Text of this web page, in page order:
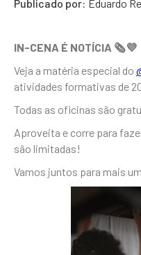
Publicado por: Eduardo
IN-CENA É NOTÍCIA 🗞️💜
Veja a matéria especial do
atividades formativas de
Todas as oficinas são
Aproveita e corre para
são limitadas!
Vamos juntos para mais